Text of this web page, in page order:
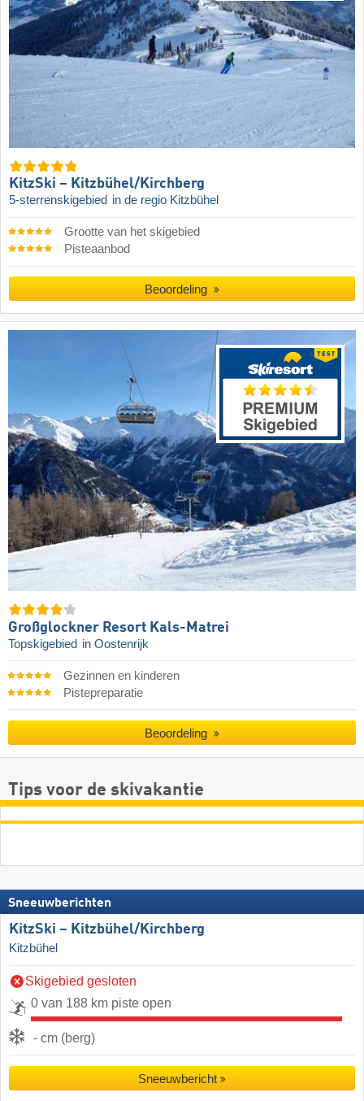
KitzSki – Kitzbühel/​Kirchberg
5-sterrenskigebied in de regio Kitzbühel
Grootte van het skigebied
Pisteaanbod
Beoordeling
Großglockner Resort Kals-Matrei
Topskigebied in Oostenrijk
Gezinnen en kinderen
Pistepreparatie
Beoordeling
Tips voor de skivakantie
Sneeuwberichten
KitzSki – Kitzbühel/​Kirchberg
Kitzbühel
Skigebied gesloten
0 van 188 km piste open
- cm (berg)
Sneeuwbericht